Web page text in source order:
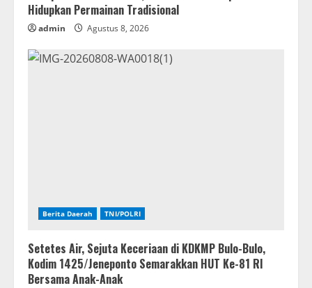
Hidupkan Permainan Tradisional
admin Agustus 8, 2026
Berita Daerah TNI/POLRI
Setetes Air, Sejuta Keceriaan di KDKMP Bulo-Bulo,
Kodim 1425/Jeneponto Semarakkan HUT Ke-81 RI
Bersama Anak-Anak